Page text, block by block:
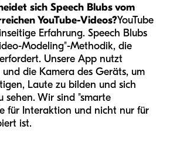
sich Speech Blubs vom
YouTube-Videos?YouTube
Erfahrung. Speech Blubs
Modeling"-Methodik, die
Unsere App nutzt
die Kamera des Geräts, um
Laute zu bilden und sich
sehen. Wir sind "smarte
für Interaktion und nicht nur für
ist.